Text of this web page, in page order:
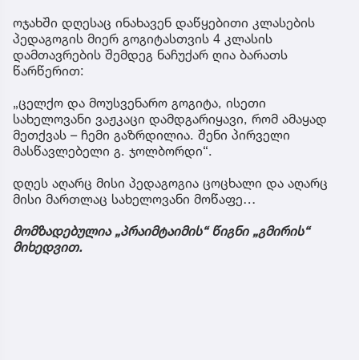
ოჯახში დღესაც ინახავენ დაწყებითი კლასების
პედაგოგის მიერ გოგიტასთვის 4 კლასის
დამთავრების შემდეგ ნაჩუქარ ღია ბარათს
წარწერით:
„ცელქო და მოუსვენარო გოგიტა, ისეთი
სახელოვანი ვაჟკაცი დამდგარიყავი, რომ ამაყად
მეთქვას – ჩემი გაზრდილია. შენი პირველი
მასწავლებელი გ. ჯოლბორდი“.
დღეს აღარც მისი პედაგოგია ცოცხალი და აღარც
მისი მართლაც სახელოვანი მოწაფე…
მომზადებულია „პრაიმტაიმის“ წიგნი „გმირის“
მიხედვით.